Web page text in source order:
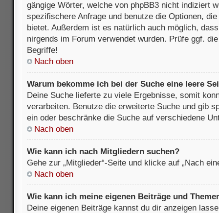
gängige Wörter, welche von phpBB3 nicht indiziert
spezifischere Anfrage und benutze die Optionen,
bietet. Außerdem ist es natürlich auch möglich,
nirgends im Forum verwendet wurden. Prüfe ggf.
Begriffe!
Nach oben
Warum bekomme ich bei der Suche eine leere
Deine Suche lieferte zu viele Ergebnisse, somit
verarbeiten. Benutze die erweiterte Suche und gib
ein oder beschränke die Suche auf verschiedene
Nach oben
Wie kann ich nach Mitgliedern suchen?
Gehe zur „Mitglieder“-Seite und klicke auf „Nach
Nach oben
Wie kann ich meine eigenen Beiträge und
Deine eigenen Beiträge kannst du dir anzeigen